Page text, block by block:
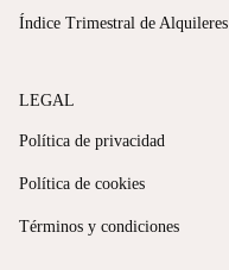
Índice Trimestral de Alquileres
LEGAL
Política de privacidad
Política de cookies
Términos y condiciones